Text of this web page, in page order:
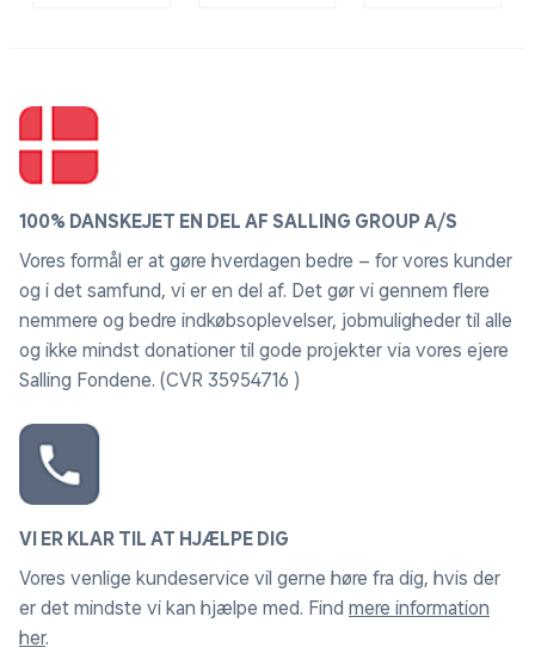
100% DANSKEJET EN DEL AF SALLING GROUP A/S
Vores formål er at gøre hverdagen bedre – for vores kunder
og i det samfund, vi er en del af. Det gør vi gennem flere
nemmere og bedre indkøbsoplevelser, jobmuligheder til alle
og ikke mindst donationer til gode projekter via vores ejere
Salling Fondene. (CVR 35954716 )
VI ER KLAR TIL AT HJÆLPE DIG
Vores venlige kundeservice vil gerne høre fra dig, hvis der
er det mindste vi kan hjælpe med. Find mere information
her.